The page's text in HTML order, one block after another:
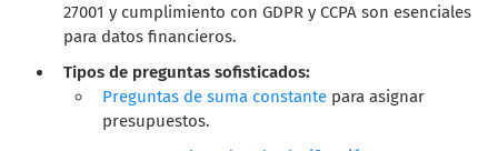
27001 y cumplimiento con GDPR y CCPA son esenciales
para datos financieros.
Tipos de preguntas sofisticados:
Preguntas de suma constante para asignar
presupuestos.